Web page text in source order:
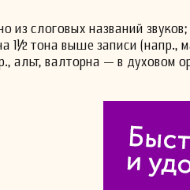
из слоговых названий
1½ тона выше записи (напр.,
альт, валторна — в духовом